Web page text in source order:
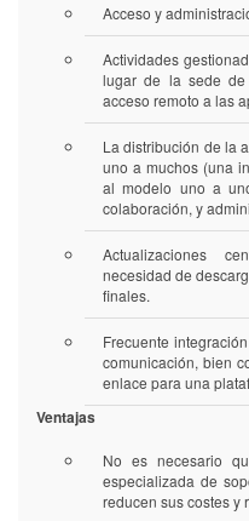
Acceso y
Actividades
lugar de la sede de
acceso remoto a las
La distribución de la
uno a muchos (una
al modelo uno a
colaboración, y
Actualizaciones
necesidad de
finales.
Frecuente
comunicación, bien
enlace para una
Ventajas
No es necesario
especializada de
reducen sus costes y
base
datos
del
período
mensual.
base
datos
del
período
mensual.